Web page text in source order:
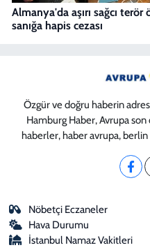
Almanya'da aşırı sağcı
sanığa hapis cezası
Özgür ve doğru haberin
Hamburg Haber, Avrupa
haberler, haber avrupa,
Nöbetçi Eczaneler
Hava Durumu
İstanbul Namaz Vakitleri